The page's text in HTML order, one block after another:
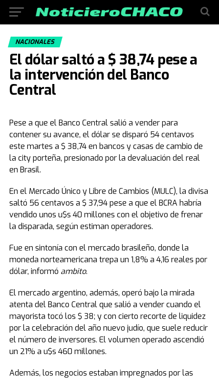
NACIONALES
El dólar saltó a $ 38,74 pese a
la intervención del Banco
Central
Pese a que el Banco Central salió a vender para
contener su avance, el dólar se disparó 54 centavos
este martes a $ 38,74 en bancos y casas de cambio de
la city porteña, presionado por la devaluación del real
en Brasil.
En el Mercado Único y Libre de Cambios (MULC), la divisa
saltó 56 centavos a $ 37,94 pese a que el BCRA habría
vendido unos u$s 40 millones con el objetivo de frenar
la disparada, según estiman operadores.
Fue en sintonía con el mercado brasileño, donde la
moneda norteamericana trepa un 1,8% a 4,16 reales por
dólar, informó ambito.
El mercado argentino, además, operó bajo la mirada
atenta del Banco Central que salió a vender cuando el
mayorista tocó los $ 38; y con cierto recorte de liquidez
por la celebración del año nuevo judío, que suele reducir
el número de inversores. El volumen operado ascendió
un 21% a u$s 460 millones.
Además, los negocios estaban impregnados por las